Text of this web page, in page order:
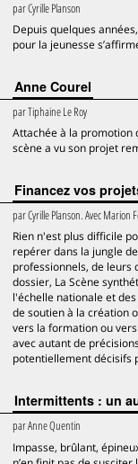
parCyrille Planson
Depuis quelques
pour la jeunesse
Anne Courel
parTiphaine Le Roy
Attachée à la promotion
scène a vu son projet
Financez vos
parCyrille Planson. Avec Marion
Rien n'est plus difficile
repérer dans la jungle
professionnels, de leurs
dossier, La Scène
l'échelle nationale et
de soutien à la création
vers la formation ou
avec autant de
potentiellement décisifs
Intermittents : un
parAnne Quentin
Impasse, brûlant,